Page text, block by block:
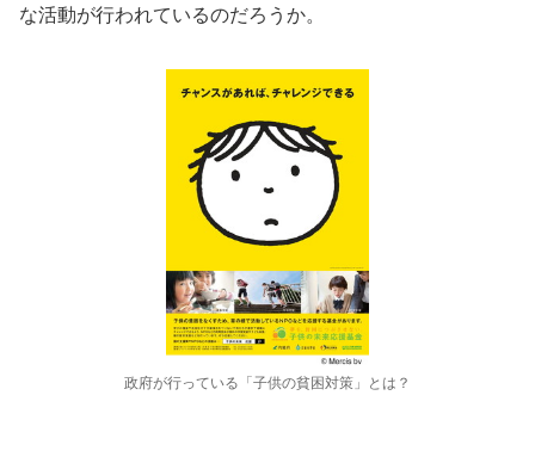
な活動が行われているのだろうか。
政府が行っている「子供の貧困対策」とは？